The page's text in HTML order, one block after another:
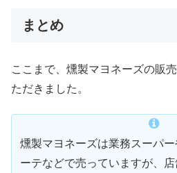
まとめ
ここまで、燻製マヨネーズの販
ただきました。
燻製マヨネーズは業務スーパ
ーテなどで売っていますが、